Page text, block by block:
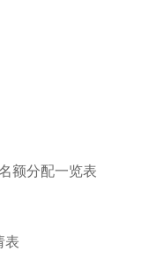
额分配一览表
表